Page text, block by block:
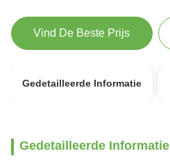
Vind De Beste Prijs
Gedetailleerde Informatie
Gedetailleerde Informatie